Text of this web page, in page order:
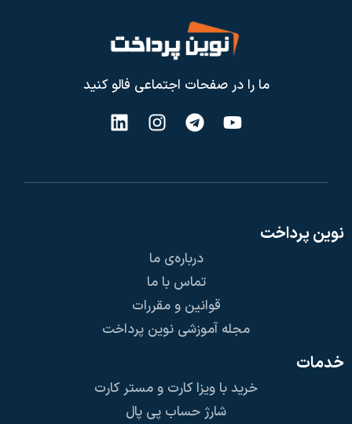
ما را در صفحات اجتماعی فالو کنید
نوین پرداخت
درباره‌ی ما
تماس با ما
قوانین و مقررات
مجله آموزشی نوین پرداخت
خدمات
خرید با ویزا کارت و مستر کارت
شارژ حساب پی پال